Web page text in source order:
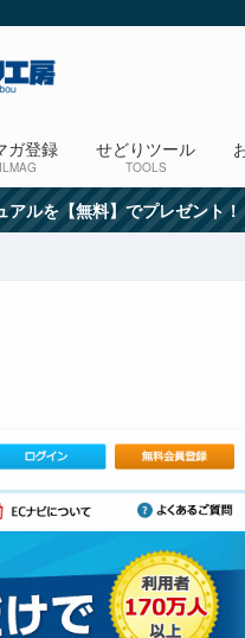
ガ登録 せどりツール
TOOLS
ルを【無料】でプレゼント！